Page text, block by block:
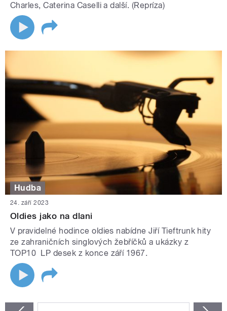
Charles, Caterina Caselli a další. (Repríza)
Hudba
24. září 2023
Oldies jako na dlani
V pravidelné hodince oldies nabídne Jiří Tieftrunk hity
ze zahraničních singlových žebříčků a ukázky z
TOP10 LP desek z konce září 1967.